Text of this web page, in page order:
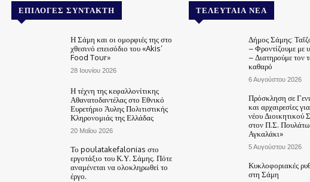
ΕΠΙΛΟΓΈΣ ΣΥΝΤΆΚΤΗ
Η Σάμη και οι ομορφιές της στο
χθεσινό επεισόδιο του «Akis’
Food Tour»
28 Ιουνίου 2026
Η τέχνη της κεφαλλονίτικης
Αθανατοδαντέλας στο Εθνικό
Ευρετήριο Άυλης Πολιτιστικής
Κληρονομιάς της Ελλάδας
20 Μαΐου 2026
Το poulatakefalonias στο
εργοτάξιο του Κ.Υ. Σάμης. Πότε
αναμένεται να ολοκληρωθεί το
έργο.
ΤΕΛΕΥΤΑΊΑ ΝΈΑ
Δήμος Σάμης:
– Φροντίζουμε με
– Διατηρούμε τον
καθαρό
6 Αυγούστου 2026
Πρόσκληση σε
και αρχαιρεσίες
νέου Διοικητικού
στον Π.Σ.
Αγκαλάκι»
5 Αυγούστου 2026
Κυκλοφοριακές
στη Σάμη